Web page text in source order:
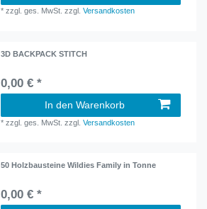
*zzgl. ges. MwSt. zzgl.Versandkosten
3D BACKPACK STITCH
0,00 € *
In den Warenkorb
*zzgl. ges. MwSt. zzgl.Versandkosten
50 Holzbausteine Wildies Family in Tonne
0,00 € *